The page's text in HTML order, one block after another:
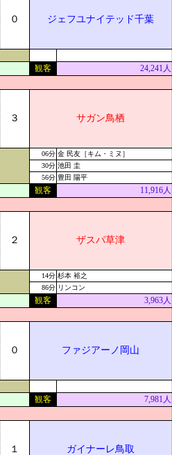
０ ジェフユナイテッド千葉
観客
24,241人
３ サガン鳥栖
06分 金 民友［キム・ミヌ］
30分 池田 圭
56分 豊田 陽平
観客
11,916人
２ ザスパ草津
14分 杉本 裕之
86分 リンコン
観客
3,963人
０ ファジアーノ岡山
観客
7,981人
１ ガイナーレ鳥取